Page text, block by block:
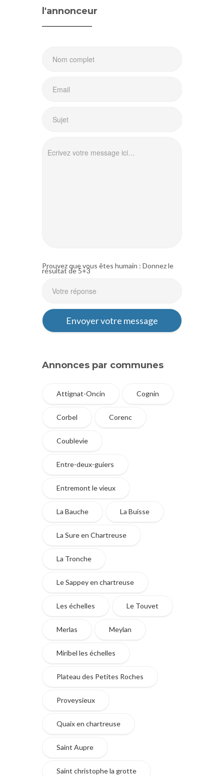
l'annonceur
Prouvez que vous êtes humain : Donnez le
résultat de 5+3
Annonces par communes
Attignat-Oncin Cognin
Corbel Corenc
Coublevie
Entre-deux-guiers
Entremont le vieux
La Bauche La Buisse
La Sure en Chartreuse
La Tronche
Le Sappey en chartreuse
Les échelles Le Touvet
Merlas Meylan
Miribel les échelles
Plateau des Petites Roches
Proveysieux
Quaix en chartreuse
Saint Aupre
Saint christophe la grotte